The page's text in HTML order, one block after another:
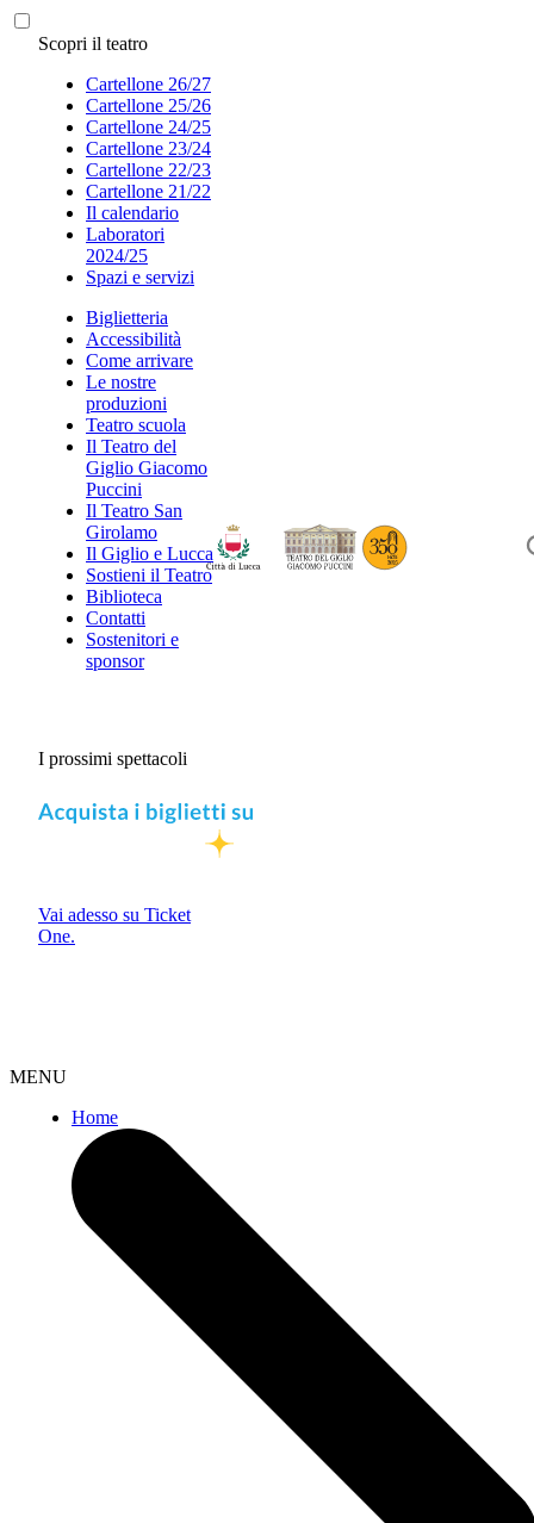
Scopri il teatro
Cartellone 26/27
Cartellone 25/26
Cartellone 24/25
Cartellone 23/24
Cartellone 22/23
Cartellone 21/22
Il calendario
Laboratori
2024/25
Spazi e servizi
Biglietteria
Accessibilità
Come arrivare
Le nostre
produzioni
Teatro scuola
Il Teatro del
Giglio Giacomo
Puccini
Il Teatro San
Girolamo
Il Giglio e Lucca
Sostieni il Teatro
Biblioteca
Contatti
Sostenitori e
sponsor
I prossimi spettacoli
Vai adesso su Ticket
One.
MENU
Home